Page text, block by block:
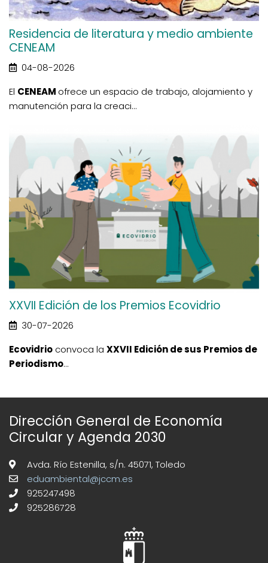
Residencia de literatura y medio ambiente
CENEAM
04-08-2026
El CENEAM ofrece un espacio de trabajo, alojamiento y
manutención para la creaci...
XXVII Edición de los Premios Ecovidrio
30-07-2026
Ecovidrio convoca la XXVII Edición de sus Premios de
Periodismo...
Dirección General de Economía
Circular y Agenda 2030
Avda. Río Estenilla, s/n. 45071, Toledo
eduambiental@jccm.es
925247498
925286728